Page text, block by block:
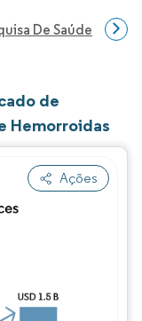
De Saúde
de
Hemorroidas
Ações